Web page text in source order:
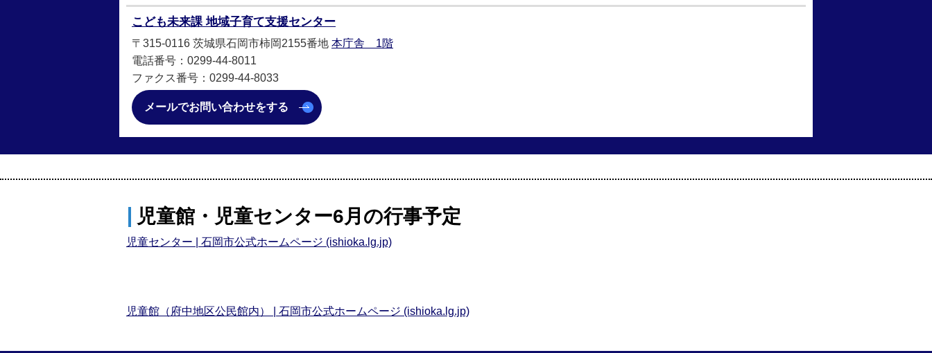
こども未来課 地域子育て支援センター
〒315-0116 茨城県石岡市柿岡2155番地 本庁舎 1階
電話番号：0299-44-8011
ファクス番号：0299-44-8033
メールでお問い合わせをする
児童館・児童センター6月の行事予定
児童センター | 石岡市公式ホームページ (ishioka.lg.jp)
児童館（府中地区公民館内） | 石岡市公式ホームページ (ishioka.lg.jp)